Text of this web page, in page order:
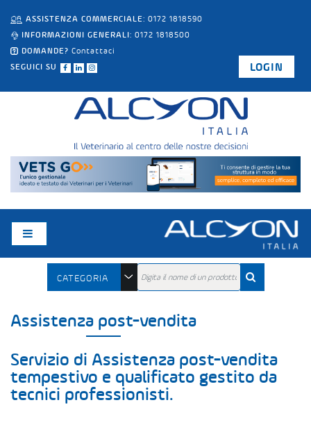
ASSISTENZA COMMERCIALE: 0172 1818590
INFORMAZIONI GENERALI: 0172 1818500
DOMANDE? Contattaci
SEGUICI SU
LOGIN
CATEGORIA
TUTTE
ATTREZZATURE
STRUMENTI
Assistenza post-vendita
Servizio di Assistenza post-vendita
tempestivo e qualificato gestito da
tecnici professionisti.